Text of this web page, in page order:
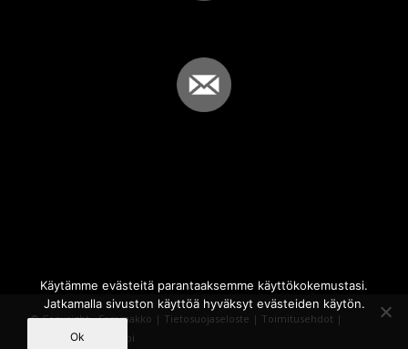
© Copyright - Sammakko | Tietosuojaseloste | Toimitusehdot |
Powered by
iQWebbi
Käytämme evästeitä parantaaksemme käyttökokemustasi.
Jatkamalla sivuston käyttöä hyväksyt evästeiden käytön.
Ok